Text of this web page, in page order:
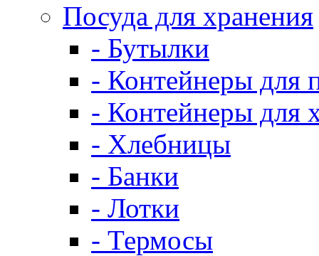
Посуда для хранения
- Бутылки
- Контейнеры для
- Контейнеры для
- Хлебницы
- Банки
- Лотки
- Термосы